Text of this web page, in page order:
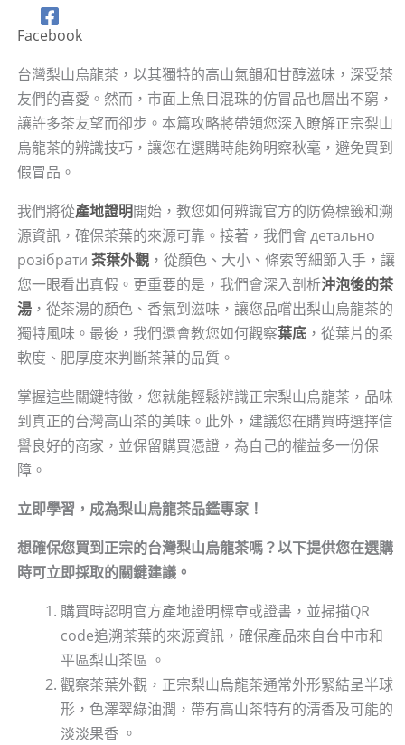
Facebook
台灣梨山烏龍茶，以其獨特的高山氣韻和甘醇滋味，深受茶
友們的喜愛。然而，市面上魚目混珠的仿冒品也層出不窮，
讓許多茶友望而卻步。本篇攻略將帶領您深入瞭解正宗梨山
烏龍茶的辨識技巧，讓您在選購時能夠明察秋毫，避免買到
假冒品。
我們將從產地證明開始，教您如何辨識官方的防偽標籤和溯
源資訊，確保茶葉的來源可靠。接著，我們會 детально
розібрати 茶葉外觀，從顏色、大小、條索等細節入手，讓
您一眼看出真假。更重要的是，我們會深入剖析沖泡後的茶
湯，從茶湯的顏色、香氣到滋味，讓您品嚐出梨山烏龍茶的
獨特風味。最後，我們還會教您如何觀察葉底，從葉片的柔
軟度、肥厚度來判斷茶葉的品質。
掌握這些關鍵特徵，您就能輕鬆辨識正宗梨山烏龍茶，品味
到真正的台灣高山茶的美味。此外，建議您在購買時選擇信
譽良好的商家，並保留購買憑證，為自己的權益多一份保
障。
立即學習，成為梨山烏龍茶品鑑專家！
想確保您買到正宗的台灣梨山烏龍茶嗎？以下提供您在選購
時可立即採取的關鍵建議。
購買時認明官方產地證明標章或證書，並掃描QR
code追溯茶葉的來源資訊，確保產品來自台中市和
平區梨山茶區 。
觀察茶葉外觀，正宗梨山烏龍茶通常外形緊結呈半球
形，色澤翠綠油潤，帶有高山茶特有的清香及可能的
淡淡果香 。